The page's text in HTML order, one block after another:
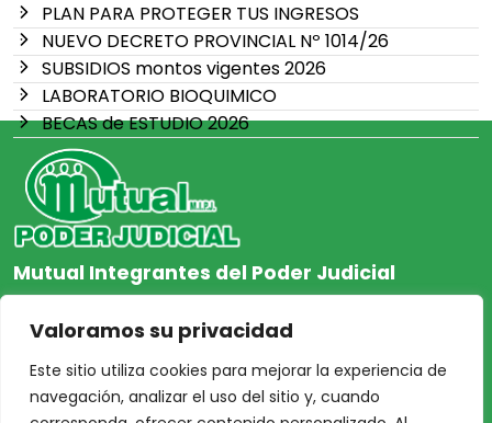
Valoramos su privacidad
Este sitio utiliza cookies para mejorar la experiencia de
navegación, analizar el uso del sitio y, cuando
PLAN PARA PROTEGER TUS INGRESOS
NUEVO DECRETO PROVINCIAL Nº 1014/26
SUBSIDIOS montos vigentes 2026
LABORATORIO BIOQUIMICO
BECAS de ESTUDIO 2026
Mutual Integrantes del Poder Judicial
afiliacion@mjpj.org.ar
+54 9 342 467-4510